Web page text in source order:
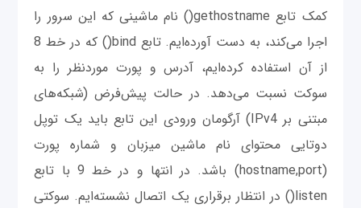
کمک تابع gethostname() نام ماشینی که این سرور را
اجرا می‌کند، به دست آورده‌ایم. تابع bind() که در خط 8
از آن استفاده کرده‌ایم، آدرس و پورت موردنظر را به
سوکت نسبت می‌دهد. در حالت پیش‌فرض (شبکه‌های
مبتنی بر IPv4) آرگومان ورودی این تابع باید یک توپل
دوتایی محتوای نام ماشین میزبان و شماره پورت
(hostname,port) باشد. در انتها و در خط 9 با تابع
listen() در انتظار برقراری یک اتصال نشسته‌ایم. سوکتی